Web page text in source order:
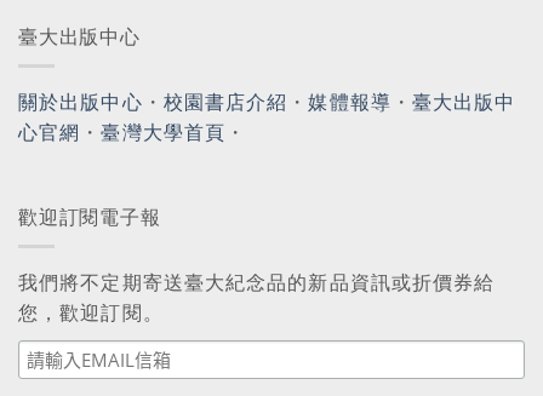
臺大出版中心
關於出版中心 ・ 校園書店介紹 ・媒體報導 ・ 臺大出版中
心官網 ・臺灣大學首頁 ・
歡迎訂閱電子報
我們將不定期寄送臺大紀念品的新品資訊或折價券給
您，歡迎訂閱。